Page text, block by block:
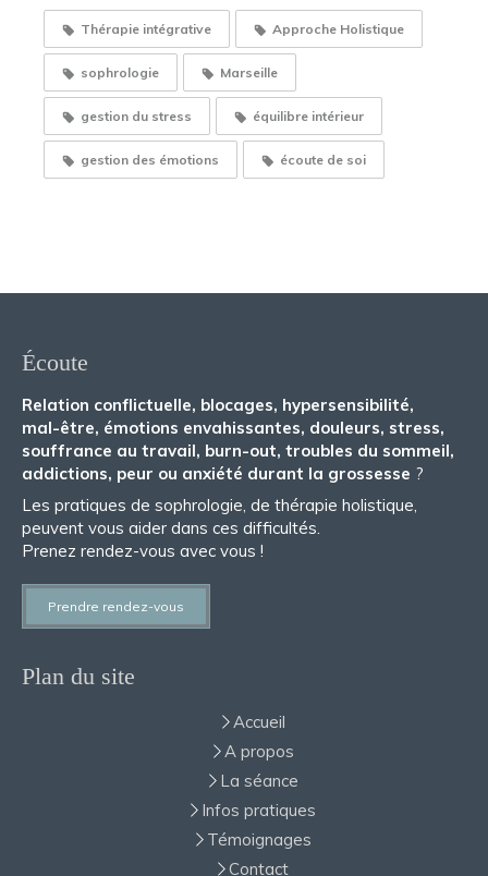
Thérapie intégrative Approche Holistique
sophrologie Marseille
gestion du stress équilibre intérieur
gestion des émotions écoute de soi
Écoute
Relation conflictuelle, blocages, hypersensibilité,
mal-être, émotions envahissantes, douleurs, stress,
souffrance au travail, burn-out, troubles du sommeil,
addictions, peur ou anxiété durant la grossesse ?
Les pratiques de sophrologie, de thérapie holistique,
peuvent vous aider dans ces difficultés.
Prenez rendez-vous avec vous !
Prendre rendez-vous
Plan du site
Accueil
A propos
La séance
Infos pratiques
Témoignages
Contact